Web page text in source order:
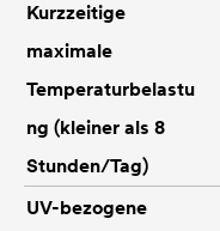
Kurzzeitige
maximale
Temperaturbelastu
ng (kleiner als 8
Stunden/Tag)
UV-bezogene